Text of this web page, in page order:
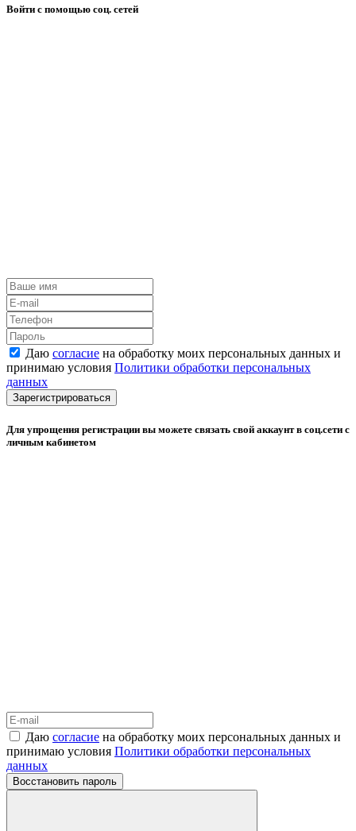
Войти с помощью соц. сетей
Даю согласие на обработку моих персональных данных и
принимаю условия Политики обработки персональных
данных
Зарегистрироваться
Для упрощения регистрации вы можете связать свой аккаунт в соц.сети с
личным кабинетом
Даю согласие на обработку моих персональных данных и
принимаю условия Политики обработки персональных
данных
Восстановить пароль